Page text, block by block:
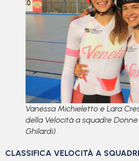
Vanessa Michieletto e Lara
della Velocità a squadre
Ghilardi)
CLASSIFICA VELOCITÀ A